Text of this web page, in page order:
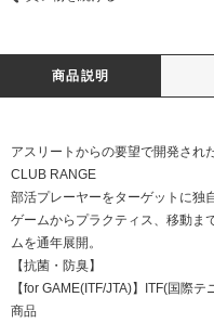
商品説明
アスリートからの要望で開発され
CLUB RANGE
部活プレーヤーをターゲットに独
ゲームからプラクティス、移動ま
ムを通年展開。
【抗菌・防臭】
【for GAME(ITF/JTA)】ITF(国際
商品